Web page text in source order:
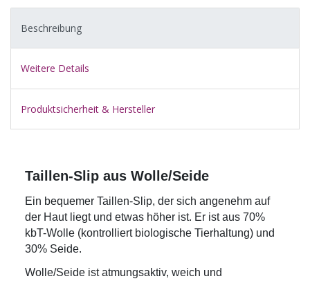
Beschreibung
Weitere Details
Produktsicherheit & Hersteller
Taillen-Slip aus Wolle/Seide
Ein bequemer Taillen-Slip, der sich angenehm auf
der Haut liegt und etwas höher ist. Er ist aus 70%
kbT-Wolle (kontrolliert biologische Tierhaltung) und
30% Seide.
Wolle/Seide ist atmungsaktiv, weich und